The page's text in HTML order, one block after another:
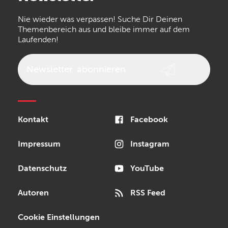
the t.bone
Walrus Audio Epiphone
Nie wieder was verpassen! Suche Dir Deinen
Themenbereich aus und bleibe immer auf dem
Laufenden!
Kontakt
Impressum
Datenschutz
Autoren
Cookie Einstellungen
Facebook
Instagram
YouTube
RSS Feed